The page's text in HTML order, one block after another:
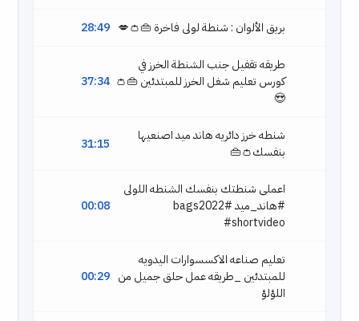
28:49 بريق الألوان : شنطة لولى فاخرة 👜👛💋
37:34
طريقه تقفيل جنب الشنطة الخرز في
كورس تعليم شغل الخرز للمبتدئين 👜👛
😍
31:15
شنطه خرز دائريه هاند ميد اصنعيها
بنفسك👛👜
00:08
اعملى شنطتك بنفسك الشنطه اللولى
#هاند_ميد #bags2022
#shortvideo
00:29
تعليم صناعه الاكسسوارات اليدويه
للمبتدئين _طريقه عمل حلق جميل من
اللؤلؤ